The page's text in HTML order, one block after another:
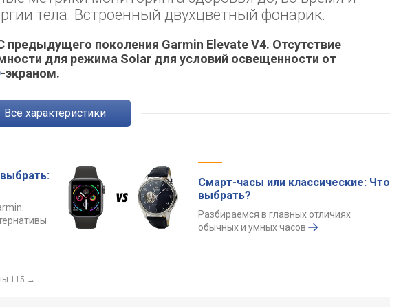
тела. Встроенный двухцветный фонарик.
поколения Garmin Elevate V4. Отсутствие
для режима Solar для условий освещенности от
-экраном.
Все характеристики
Смарт-часы или классические: Что
выбрать?
Разбираемся в главных отличиях
обычных и умных часов
115 →